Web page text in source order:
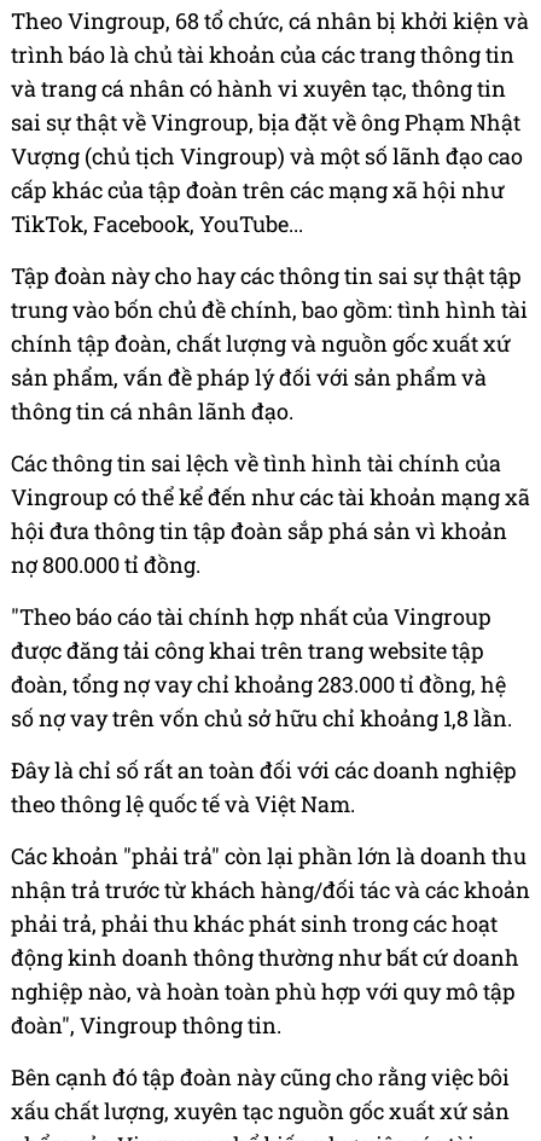
Theo Vingroup, 68 tổ chức, cá nhân bị khởi kiện và
trình báo là chủ tài khoản của các trang thông tin
và trang cá nhân có hành vi xuyên tạc, thông tin
sai sự thật về Vingroup, bịa đặt về ông Phạm Nhật
Vượng (chủ tịch Vingroup) và một số lãnh đạo cao
cấp khác của tập đoàn trên các mạng xã hội như
TikTok, Facebook, YouTube...
Tập đoàn này cho hay các thông tin sai sự thật tập
trung vào bốn chủ đề chính, bao gồm: tình hình tài
chính tập đoàn, chất lượng và nguồn gốc xuất xứ
sản phẩm, vấn đề pháp lý đối với sản phẩm và
thông tin cá nhân lãnh đạo.
Các thông tin sai lệch về tình hình tài chính của
Vingroup có thể kể đến như các tài khoản mạng xã
hội đưa thông tin tập đoàn sắp phá sản vì khoản
nợ 800.000 tỉ đồng.
"Theo báo cáo tài chính hợp nhất của Vingroup
được đăng tải công khai trên trang website tập
đoàn, tổng nợ vay chỉ khoảng 283.000 tỉ đồng, hệ
số nợ vay trên vốn chủ sở hữu chỉ khoảng 1,8 lần.
Đây là chỉ số rất an toàn đối với các doanh nghiệp
theo thông lệ quốc tế và Việt Nam.
Các khoản "phải trả" còn lại phần lớn là doanh thu
nhận trả trước từ khách hàng/đối tác và các khoản
phải trả, phải thu khác phát sinh trong các hoạt
động kinh doanh thông thường như bất cứ doanh
nghiệp nào, và hoàn toàn phù hợp với quy mô tập
đoàn", Vingroup thông tin.
Bên cạnh đó tập đoàn này cũng cho rằng việc bôi
xấu chất lượng, xuyên tạc nguồn gốc xuất xứ sản